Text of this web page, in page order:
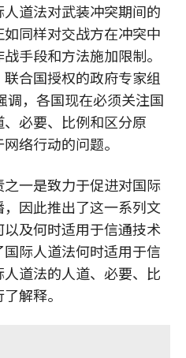
道法对武装冲突期间的
同样对交战方在冲突中
手段和方法施加限制。
合国授权的政府专家组
调，各国现在必须关注国
必要、比例和区分原
络行动的问题。
一是致力于促进对国际
因此推出了这一系列文
及何时适用于信通技术
际人道法何时适用于信
道法的人道、必要、比
解释。